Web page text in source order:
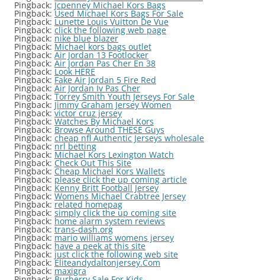
Pingback: Jcpenney Michael Kors Bags
Pingback:Used Michael Kors Bags For Sale
Pingback: Lunette Louis Vuitton De Vue
Pingback: click the following web page
Pingback: nike blue blazer
Pingback: Michael kors bags outlet
Pingback: Air Jordan 13 Footlocker
Pingback: Air Jordan Pas Cher En 38
Pingback: Look HERE
Pingback: Fake Air Jordan 5 Fire Red
Pingback: Air Jordan Iv Pas Cher
Pingback: Torrey Smith Youth Jerseys For Sale
Pingback: Jimmy Graham Jersey Women
Pingback:victor cruz jersey
Pingback: Watches By Michael Kors
Pingback: Browse Around THESE Guys
Pingback: cheap nfl Authentic Jerseys wholesale
Pingback: nrl betting
Pingback: Michael Kors Lexington Watch
Pingback: Check Out This Site
Pingback: Cheap Michael Kors Wallets
Pingback: please click the up coming article
Pingback: Kenny Britt Football Jersey
Pingback: Womens Michael Crabtree Jersey
Pingback: related homepag
Pingback: simply click the up coming site
Pingback: home alarm system reviews
Pingback: trans-dash.org
Pingback: mario williams womens jersey
Pingback: have a peek at this site
Pingback: just click the following web site
Pingback:Eliteandydaltonjersey.Com
Pingback: maxigra